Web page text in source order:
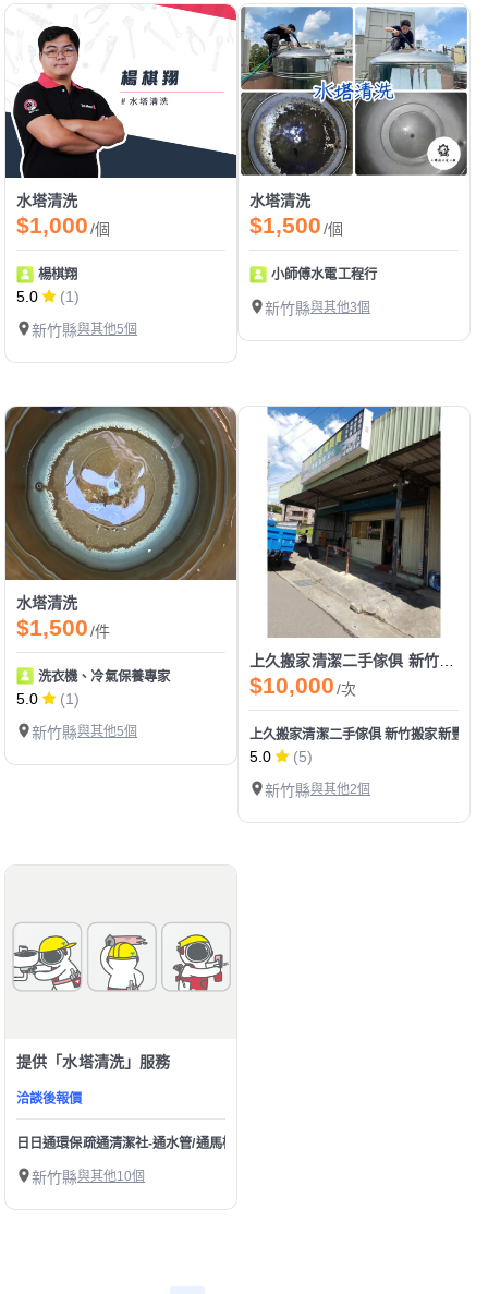
水塔清洗
$1,000/個
楊棋翔
5.0
(1)
新竹縣與其他5個
水塔清洗
$1,500/個
小師傅水電工程行
新竹縣與其他3個
水塔清洗
$1,500/件
洗衣機、冷氣保養專家
5.0
(1)
新竹縣與其他5個
上久搬家清潔二手傢俱 新竹搬家新豐竹北湖口清潔服務
$10,000/次
上久搬家清潔二手傢俱 新竹搬家新豐竹
5.0
(5)
新竹縣與其他2個
提供「水塔清洗」服務
洽談後報價
日日通環保疏通清潔社-通水管/通馬桶/水管不通/馬桶不通/下水道堵塞疏通 洗水
新竹縣與其他10個